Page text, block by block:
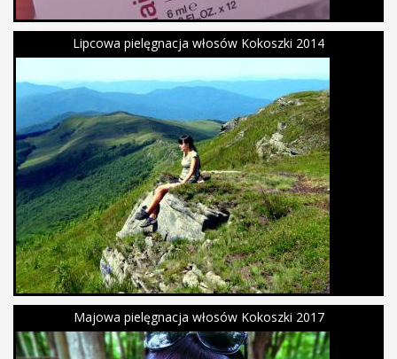
Lipcowa pielęgnacja włosów Kokoszki 2014
Majowa pielęgnacja włosów Kokoszki 2017